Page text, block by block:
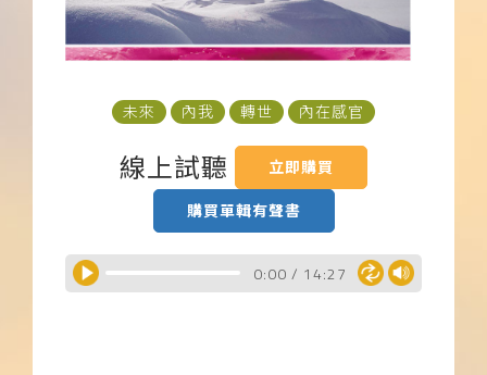
未來 內我 轉世 內在感官
線上試聽
立即購買
購買單輯有聲書
0:00 / 14:27